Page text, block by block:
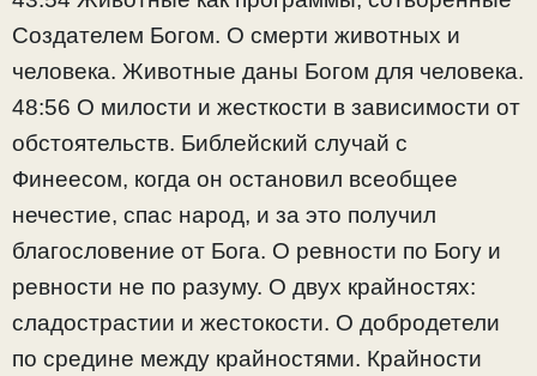
Создателем Богом. О смерти животных и
человека. Животные даны Богом для человека.
48:56 О милости и жесткости в зависимости от
обстоятельств. Библейский случай с
Финеесом, когда он остановил всеобщее
нечестие, спас народ, и за это получил
благословение от Бога. О ревности по Богу и
ревности не по разуму. О двух крайностях:
сладострастии и жестокости. О добродетели
по средине между крайностями. Крайности